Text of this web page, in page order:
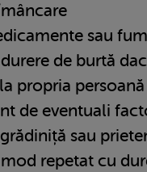
sau
de burtă
propria persoană
de eventuali
sau
repetat cu